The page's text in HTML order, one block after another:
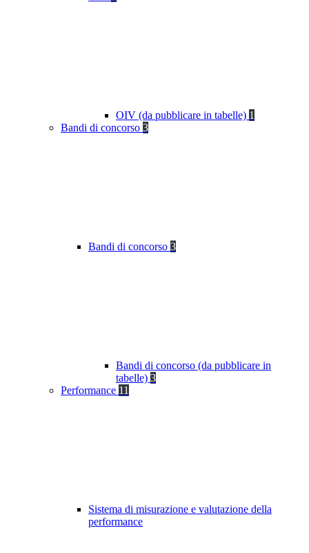
OIV (da pubblicare in tabelle) 1
Bandi di concorso 3
Bandi di concorso 3
Bandi di concorso (da pubblicare in
tabelle) 3
Performance 11
Sistema di misurazione e valutazione della
performance